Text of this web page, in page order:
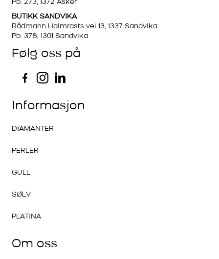
Pb. 273, 1372 Asker
BUTIKK SANDVIKA
Rådmann Halmrasts vei 13, 1337 Sandvika
Pb. 378, 1301 Sandvika
Følg oss på
Informasjon
DIAMANTER
PERLER
GULL
SØLV
PLATINA
Om oss